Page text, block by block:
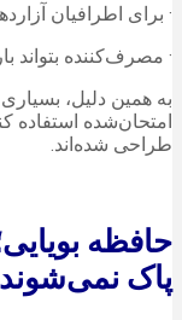
· برای اطرافیان
· مصرف‌کننده بتواند
به همین دلیل،
امتحان‌شده استفاده
طراحی شده‌اند.
حافظه
پاک